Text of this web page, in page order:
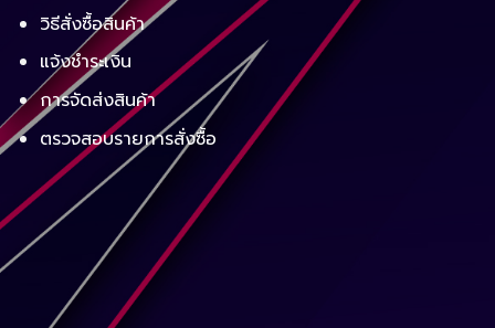
วิธีสั่งซื้อสินค้า
แจ้งชำระเงิน
การจัดส่งสินค้า
ตรวจสอบรายการสั่งซื้อ